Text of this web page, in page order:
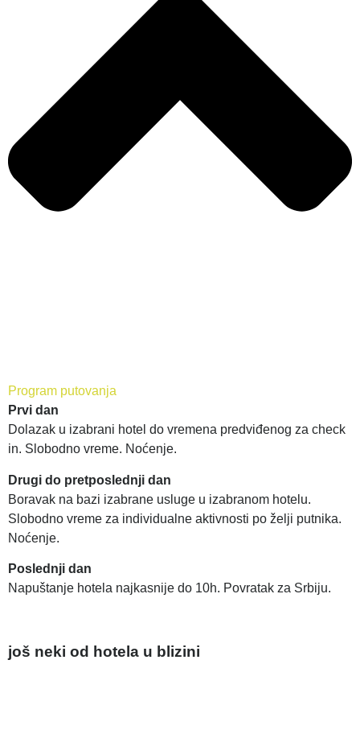
Program putovanja
Prvi dan
Dolazak u izabrani hotel do vremena predviđenog za check
in. Slobodno vreme. Noćenje.
Drugi do pretposlednji dan
Boravak na bazi izabrane usluge u izabranom hotelu.
Slobodno vreme za individualne aktivnosti po želji putnika.
Noćenje.
Poslednji dan
Napuštanje hotela najkasnije do 10h. Povratak za Srbiju.
još neki od hotela u blizini